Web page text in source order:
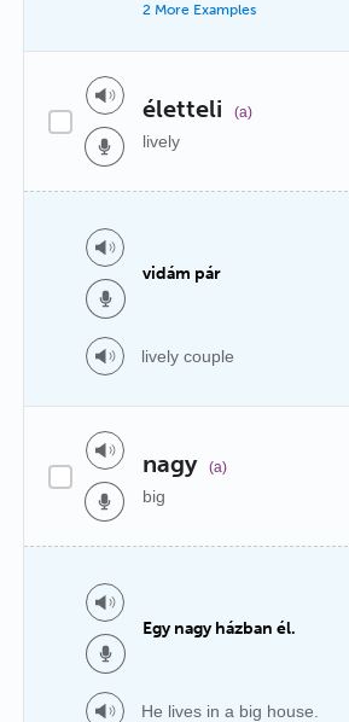
2 More Examples
életteli (a)
lively
vidám pár
lively couple
nagy (a)
big
Egy nagy házban él.
He lives in a big house.